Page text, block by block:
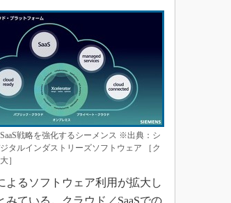
戦略を強化するシーメンス ※出典：シ
タルインダストリーズソフトウェア ［ク
］
よるソフトウェア利用が拡大し
ている。クラウド／SaaSでの